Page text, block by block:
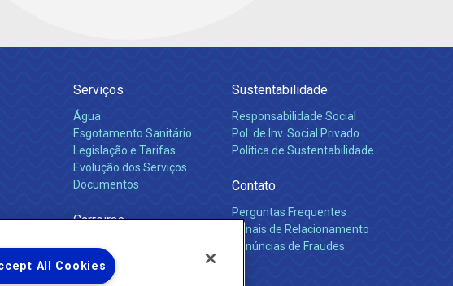
Serviços
Água
Esgotamento Sanitário
Legislação e Tarifas
Evolução dos Serviços
Documentos
Carreiras
Sustentabilidade
Responsabilidade Social
Pol. de Inv. Social Privado
Política de Sustentabilidade
Contato
Perguntas Frequentes
Canais de Relacionamento
Denúncias de Fraudes
All Cookies